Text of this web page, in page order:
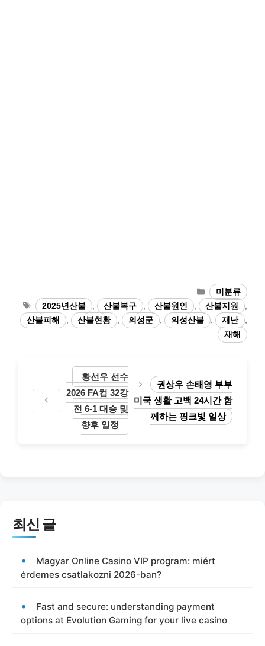
카
테
고
리
미분류
태
그
2025년산불 산불복구 산불원인 산불지원
산불피해
산불현황 의성군 의성산불 재난
재해
황선우 선수
2026 FA컵 32강
전 6-1 대승 및
향후 일정
권상우 손태영 부부
미국 생활 고백 24시간 함
께하는 핑크빛 일상
최신 글
Magyar Online Casino VIP program: miért
érdemes csatlakozni 2026-ban?
Fast and secure: understanding payment
options at Evolution Gaming for your live casino